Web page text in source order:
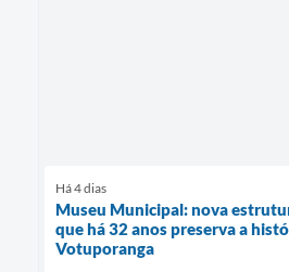
Há 4 dias
Museu Municipal: nova
que há 32 anos preserva a
Votuporanga